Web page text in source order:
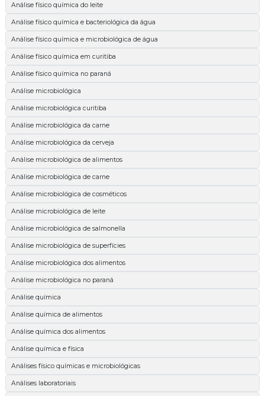
Análise físico química do leite
Análise físico química e bacteriológica da água
Análise físico química e microbiológica de água
Análise físico química em curitiba
Análise físico química no paraná
Análise microbiológica
Análise microbiológica curitiba
Análise microbiológica da carne
Análise microbiológica da cerveja
Análise microbiológica de alimentos
Análise microbiológica de carne
Análise microbiológica de cosméticos
Análise microbiológica de leite
Análise microbiológica de salmonella
Análise microbiológica de superfícies
Análise microbiológica dos alimentos
Análise microbiológica no paraná
Análise química
Análise química de alimentos
Análise química dos alimentos
Análise química e física
Análises físico químicas e microbiológicas
Análises laboratoriais